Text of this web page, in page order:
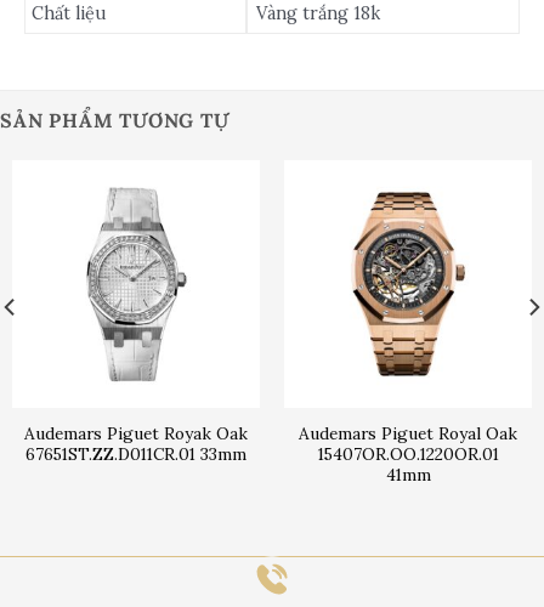
Chất liệu
Vàng trắng 18k
SẢN PHẨM TƯƠNG TỰ
Audemars Piguet Royak Oak
67651ST.ZZ.D011CR.01 33mm
Audemars Piguet Royal Oak
15407OR.OO.1220OR.01
41mm